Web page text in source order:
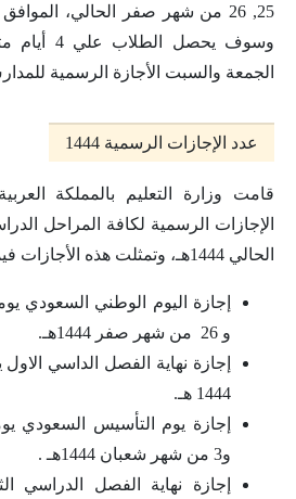
وسوف يحصل
الجمعة والسبت الأجازة الرسمية
عدد الإجازات الرسمية 1444
قامت وزارة التعليم بالمملكة
الإجازات الرسمية لكافة المراحل
الحالي 1444هـ، وتمثلت هذه الأجازات فيما يلي :
و 26 من شهر صفر 1444هـ.
1444 هـ.
و3 من شهر شعبان 1444هـ .